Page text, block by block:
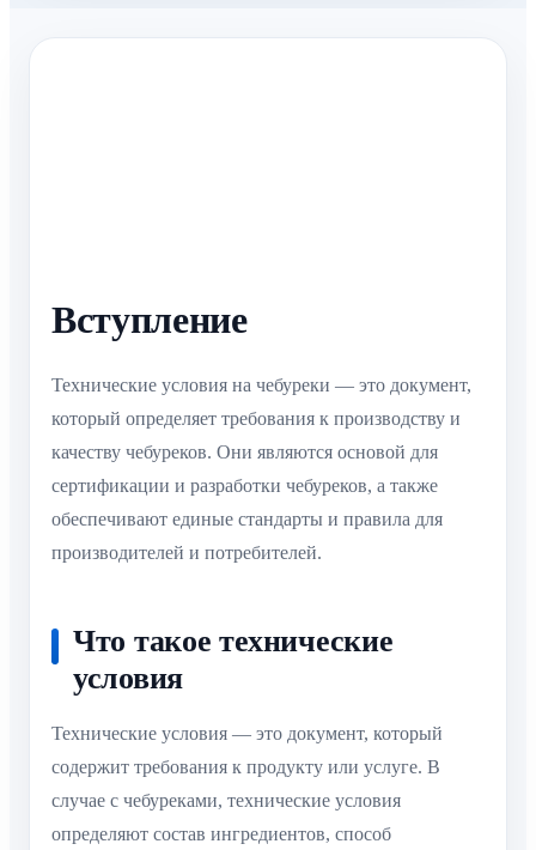
Вступление
Технические условия на чебуреки — это документ,
который определяет требования к производству и
качеству чебуреков. Они являются основой для
сертификации и разработки чебуреков, а также
обеспечивают единые стандарты и правила для
производителей и потребителей.
Что такое технические
условия
Технические условия — это документ, который
содержит требования к продукту или услуге. В
случае с чебуреками, технические условия
определяют состав ингредиентов, способ